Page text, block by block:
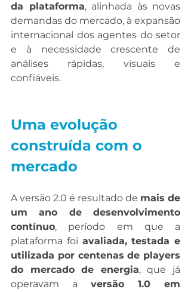
da plataforma, alinhada às novas
demandas do mercado, à expansão
internacional dos agentes do setor
e à necessidade crescente de
análises rápidas, visuais e
confiáveis.
Uma evolução
construída com o
mercado
A versão 2.0 é resultado de mais de
um ano de desenvolvimento
contínuo, período em que a
plataforma foi avaliada, testada e
utilizada por centenas de players
do mercado de energia, que já
operavam a versão 1.0 em